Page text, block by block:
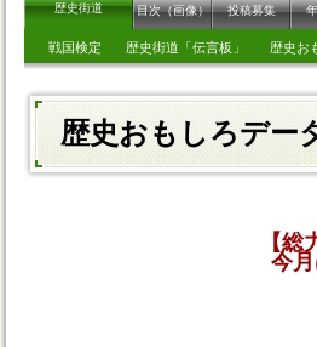
歴史街道 目次（画像） 投稿募集
戦国検定 歴史街道「伝言板」 歴史お
歴史おもしろデー
【
今月